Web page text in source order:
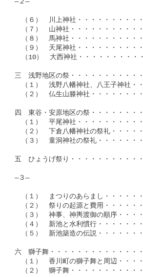
（６）　川上神社・・・・・・・・・
（７）　山神社・・・・・・・・・・
（８）　馬神社・・・・・・・・・・
（９）　天尾神社・・・・・・・・・
（10）　大西神社・・・・・・・・・
三　浅野地区の祭・・・・・・・・・・
（１）　浅野八幡神社、八王子神社・
（２）　仏生山滕神社・・・・・・・
四　東谷・安原地区の祭・・・・・・・
（１）　平尾神社・・・・・・・・・
（２）　下倉八幡神社の祭礼・・・・
（３）　童洞神社の祭礼・・・・・・
五　ひょうげ祭り・・・・・・・・・
―３―
（１）　まつりのあらまし・・・・・
（２）　祭りの起源と費用・・・・・
（３）　神事、神輿渡御の順序・・・
（４）　新池と水利慣行・・・・・・
（５）　新池築造の伝説・・・・・・
六　獅子舞・・・・・・・・・・・・・
（１）　香川町の獅子舞と周辺・・・
（２）　獅子舞・・・・・・・・・・